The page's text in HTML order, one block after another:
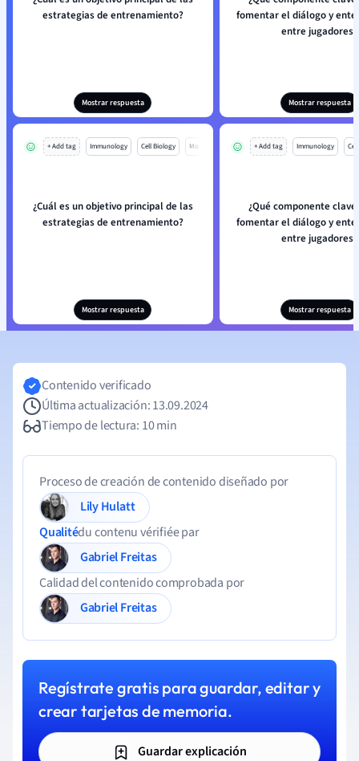
estrategias de entrenamiento?
Mostrar respuesta
fomentar el diálogo y
entre jugadores?
Mostrar respuesta
+ Add tag Immunology Cell Biology Mo
¿Cuál es un objetivo principal de las
estrategias de entrenamiento?
Mostrar respuesta
+ Add tag Immunology
¿Qué componente
fomentar el diálogo y
entre jugadores?
Mostrar respuesta
Contenido verificado
Última actualización: 13.09.2024
Tiempo de lectura: 10 min
Proceso de creación de contenido diseñado por
Lily Hulatt
Qualitédu contenu vérifiée par
Gabriel Freitas
Calidad del contenido comprobada por
Gabriel Freitas
Regístrate gratis para guardar, editar y
crear tarjetas de memoria.
Guardar explicación